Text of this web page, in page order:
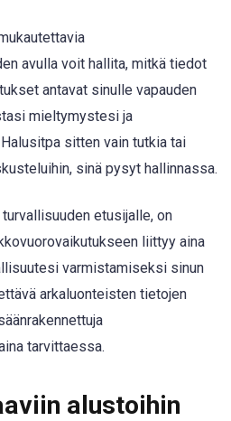
avulla voit hallita, mitkä tiedot
antavat sinulle vapauden
mieltymystesi ja
sitten vain tutkia tai
sinä pysyt hallinnassa.
etusijalle, on
liittyy aina
varmistamiseksi sinun
arkaluonteisten tietojen
tarvittaessa.
alustoihin